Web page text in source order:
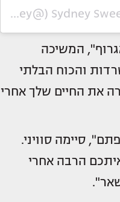
המשיכה
והכוח הבלתי
את החיים שלך אחרי
סיימה סוויני.
הרבה אחרי